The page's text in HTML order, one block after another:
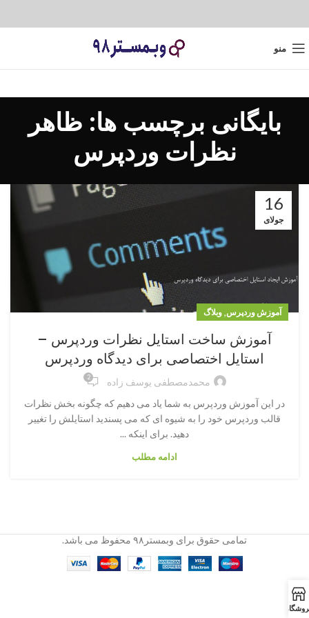
منو
بایگانی برچسب ها: ظاهر
نظرات وردپرس
16
جولای
آموزش وردپرس, وبلاگ
آموزش ساخت استایل نظرات وردپرس –
استایل اختصاصی برای دیدگاه وردپرس
محمدمصطفی یوسف زاده 2
در این آموزش وردپرس به شما یاد می دهیم که چگونه بخش نظرات
قالب وردپرس خود را به شیوه ای که می پسندید استایلش را تغییر
دهید. برای اینکه ...
ادامه مطلب
تمامی حقوق برای وبمستر۹۸ محفوظ می باشد.